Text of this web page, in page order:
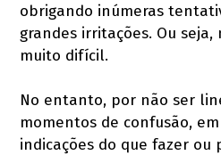
obrigando inúmeras
grandes irritações. Ou
muito difícil.
No entanto, por não ser
momentos de confusão,
indicações do que fazer ou